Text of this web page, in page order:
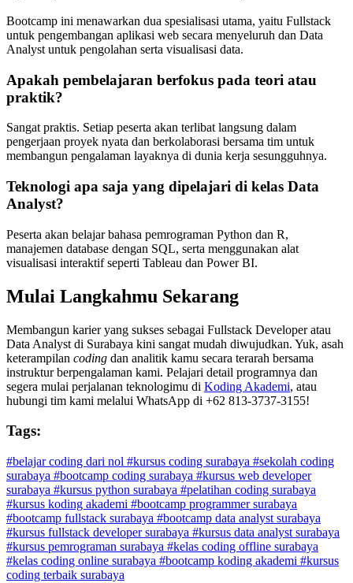
Bootcamp ini menawarkan dua spesialisasi utama, yaitu Fullstack
untuk pengembangan aplikasi web secara menyeluruh dan Data
Analyst untuk pengolahan serta visualisasi data.
Apakah pembelajaran berfokus pada teori atau
praktik?
Sangat praktis. Setiap peserta akan terlibat langsung dalam
pengerjaan proyek nyata dan berkolaborasi bersama tim untuk
membangun pengalaman layaknya di dunia kerja sesungguhnya.
Teknologi apa saja yang dipelajari di kelas Data
Analyst?
Peserta akan belajar bahasa pemrograman Python dan R,
manajemen database dengan SQL, serta menggunakan alat
visualisasi interaktif seperti Tableau dan Power BI.
Mulai Langkahmu Sekarang
Membangun karier yang sukses sebagai Fullstack Developer atau
Data Analyst di Surabaya kini sangat mudah diwujudkan. Yuk, asah
keterampilan coding dan analitik kamu secara terarah bersama
instruktur berpengalaman kami. Pelajari detail programnya dan
segera mulai perjalanan teknologimu di Koding Akademi, atau
hubungi tim kami melalui WhatsApp di +62 813-3737-3155!
Tags:
#belajar coding dari nol #kursus coding surabaya #sekolah coding
surabaya #bootcamp coding surabaya #kursus web developer
surabaya #kursus python surabaya #pelatihan coding surabaya
#kursus koding akademi #bootcamp programmer surabaya
#bootcamp fullstack surabaya #bootcamp data analyst surabaya
#kursus fullstack developer surabaya #kursus data analyst surabaya
#kursus pemrograman surabaya #kelas coding offline surabaya
#kelas coding online surabaya #bootcamp koding akademi #kursus
coding terbaik surabaya